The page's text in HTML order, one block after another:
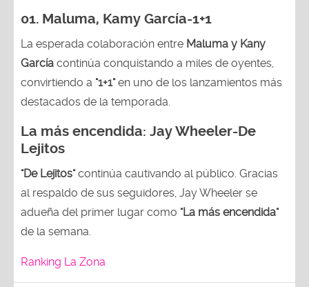
01. Maluma, Kamy García-1+1
La esperada colaboración entre Maluma y Kany
García continúa conquistando a miles de oyentes,
convirtiendo a "1+1"en uno de los lanzamientos más
destacados de la temporada.
La más encendida: Jay Wheeler-De
Lejitos
"De Lejitos"continúa cautivando al público. Gracias
al respaldo de sus seguidores, Jay Wheeler se
adueña del primer lugar como "La más encendida"
de la semana.
Ranking La Zona